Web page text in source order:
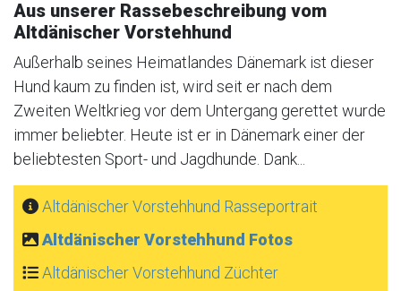
Aus unserer Rassebeschreibung vom
Altdänischer Vorstehhund
Außerhalb seines Heimatlandes Dänemark ist dieser
Hund kaum zu finden ist, wird seit er nach dem
Zweiten Weltkrieg vor dem Untergang gerettet wurde
immer beliebter. Heute ist er in Dänemark einer der
beliebtesten Sport- und Jagdhunde. Dank...
Altdänischer Vorstehhund Rasseportrait
Altdänischer Vorstehhund Fotos
Altdänischer Vorstehhund Züchter